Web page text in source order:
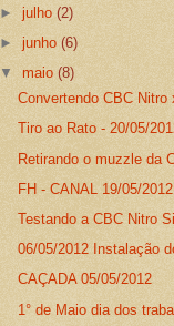
►julho(2)
►junho(6)
▼maio(8)
Convertendo CBC
Tiro ao Rato - 20/05/
Retirando o muzzle da
FH - CANAL 19/05/
Testando a CBC Nitro
06/05/2012 Instalação
CAÇADA 05/05/2012
1° de Maio dia dos